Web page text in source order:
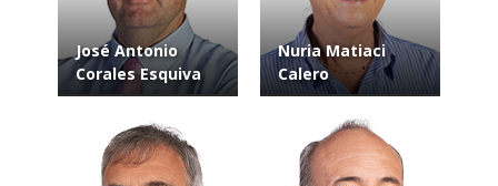
José Antonio
Corales Esquiva
Nuria Matiaci
Calero